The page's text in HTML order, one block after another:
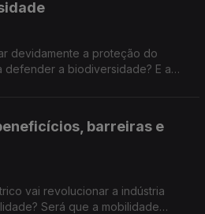
devidamente a proteção do
defender a biodiversidade? E a
barreiras e
vai revolucionar a indústria
Será que a mobilidade